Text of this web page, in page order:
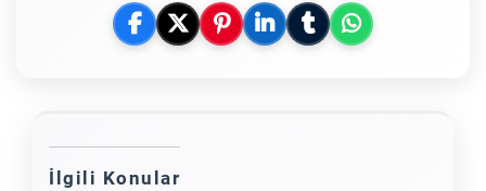
İlgili Konular